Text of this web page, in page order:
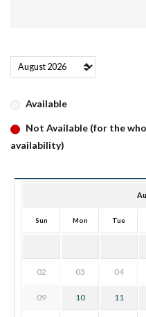
Available
Not Available (for the
availability)
Sun Mon Tue
02 03 04
09 10 11